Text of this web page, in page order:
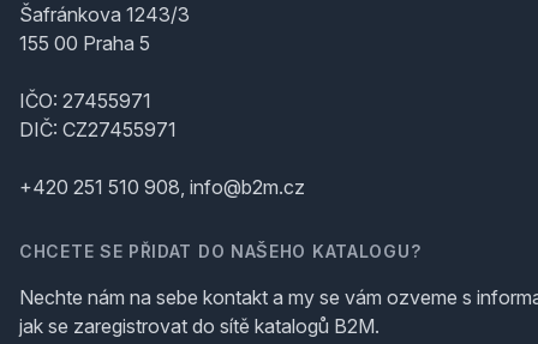
Šafránkova 1243/3
155 00 Praha 5
IČO: 27455971
DIČ: CZ27455971
+420 251 510 908, info@b2m.cz
CHCETE SE PŘIDAT DO NAŠEHO KATALOGU?
Nechte nám na sebe kontakt a my se vám ozveme s
jak se zaregistrovat do sítě katalogů B2M.